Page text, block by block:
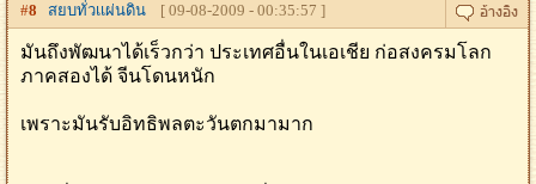
#8 สยบทั่วเเผ่นดิน [ 09-08-2009 - 00:35:57 ]
มันถึงพัฒนาได้เร็วกว่า ประเทศอื่นในเอเชีย ก่อสงครมโลก
ภาคสองได้ จีนโดนหนัก
เพราะมันรับอิทธิพลตะวันตกมามาก